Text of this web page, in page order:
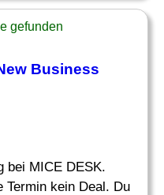
gefunden
Business
bei MICE DESK.
Termin kein Deal. Du